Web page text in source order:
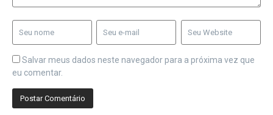
Salvar meus dados neste navegador para a próxima vez que
eu comentar.